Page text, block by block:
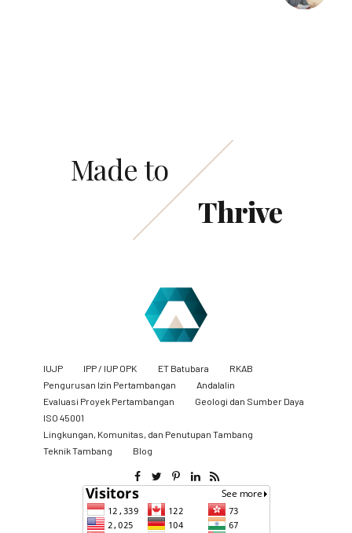
Made to
Thrive
IUJP IPP / IUP OPK ET Batubara
RKAB
Pengurusan Izin Pertambangan
Andalalin
Evaluasi Proyek Pertambangan
Geologi dan Sumber Daya
ISO 45001
Lingkungan, Komunitas, dan Penutupan Tambang
​Teknik Tambang
Blog